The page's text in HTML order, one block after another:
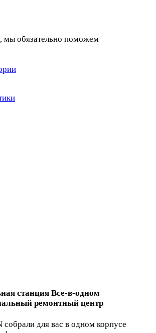
мы обязательно поможем
станция Все-в-одном
ремонтный центр
для вас в одном корпусе